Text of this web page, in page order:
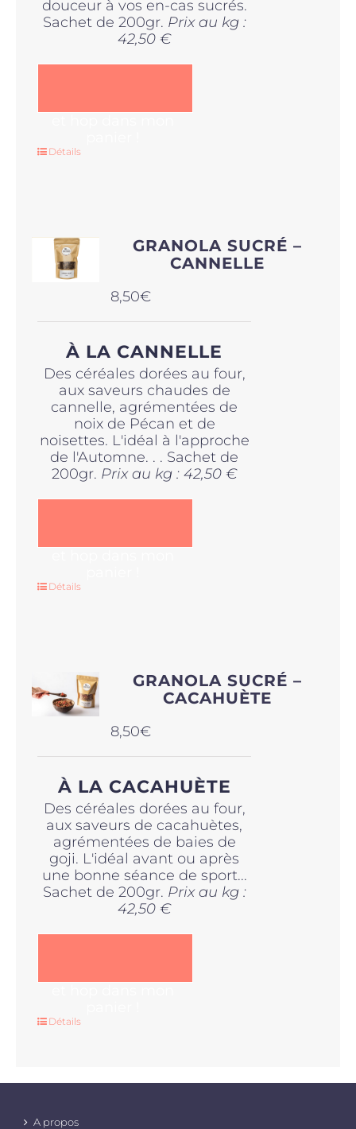
douceur à vos en-cas sucrés.
Sachet de 200gr. Prix au kg :
42,50 €
Détails
GRANOLA SUCRÉ –
CANNELLE
8,50€
À LA CANNELLE
Des céréales dorées au four,
aux saveurs chaudes de
cannelle, agrémentées de
noix de Pécan et de
noisettes. L'idéal à l'approche
de l'Automne. . . Sachet de
200gr. Prix au kg : 42,50 €
Détails
GRANOLA SUCRÉ –
CACAHUÈTE
8,50€
À LA CACAHUÈTE
Des céréales dorées au four,
aux saveurs de cacahuètes,
agrémentées de baies de
goji. L'idéal avant ou après
une bonne séance de sport...
Sachet de 200gr. Prix au kg :
42,50 €
Détails
A propos